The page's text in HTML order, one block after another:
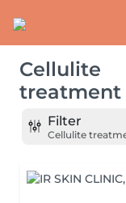
Cellulite
treatment
Filter
Cellulite